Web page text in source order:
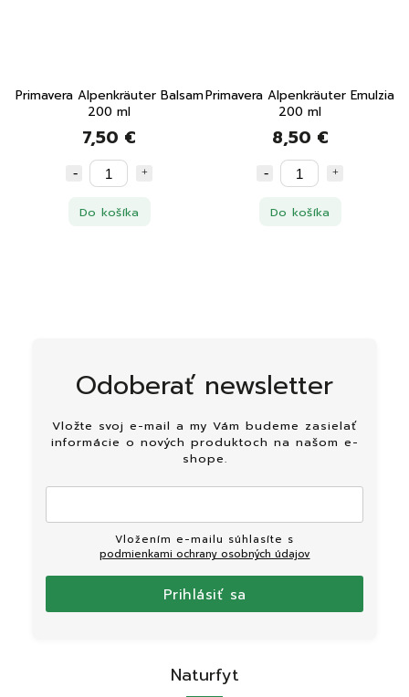
Primavera Alpenkräuter Balsam
200 ml
7,50 €
Do košíka
Primavera Alpenkräuter Emulzia
200 ml
8,50 €
Do košíka
Odoberať newsletter
Vložte svoj e-mail a my Vám budeme zasielať
informácie o nových produktoch na našom e-
shope.
podmienkami ochrany osobných údajov
Prihlásiť sa
Naturfyt